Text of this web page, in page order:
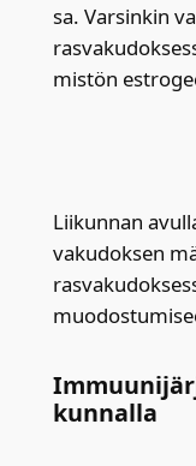
sa. Var­sin­kin
mis­tön
Lii­kun­nan
va­ku­dok­sen
kun­nal­la